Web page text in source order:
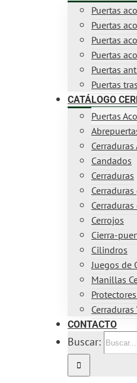
Puertas
Puertas
Puertas
Puertas
Puertas
Puertas
CATÁLOGO
Puertas
Candados
Cerraduras
Cerrojos
Cierra-
Cilindros
Juegos de
Manillas
CONTACTO
Buscar: